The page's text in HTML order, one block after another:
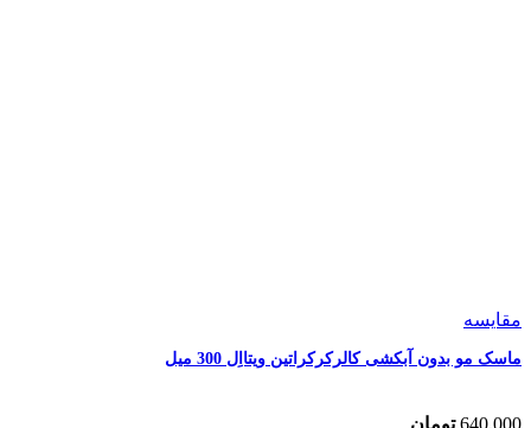
مقایسه
ماسک مو بدون آبکشی کالرکرکراتین ویتااِل 300 میل
640,000 تومان